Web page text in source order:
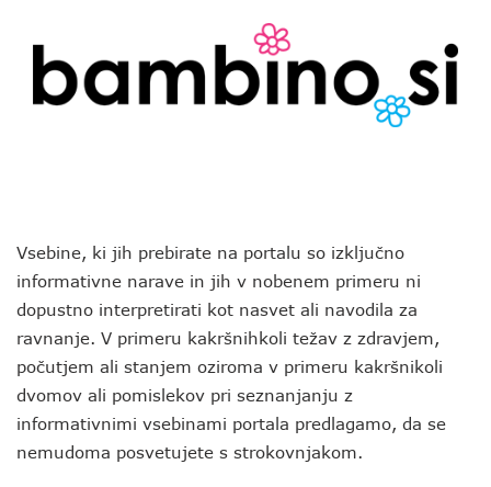
Vsebine, ki jih prebirate na portalu so izključno
informativne narave in jih v nobenem primeru ni
dopustno interpretirati kot nasvet ali navodila za
ravnanje. V primeru kakršnihkoli težav z zdravjem,
počutjem ali stanjem oziroma v primeru kakršnikoli
dvomov ali pomislekov pri seznanjanju z
informativnimi vsebinami portala predlagamo, da se
nemudoma posvetujete s strokovnjakom.